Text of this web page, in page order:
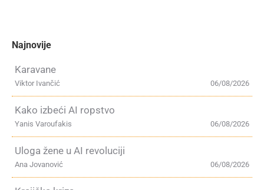
Najnovije
Karavane
06/08/2026
Viktor Ivančić
Kako izbeći AI ropstvo
06/08/2026
Yanis Varoufakis
Uloga žene u AI revoluciji
06/08/2026
Ana Jovanović